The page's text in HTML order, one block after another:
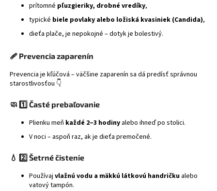
prítomné pľuzgieriky, drobné vredíky,
typické biele povlaky alebo ložiská kvasiniek (Candida),
dieťa plače, je nepokojné – dotyk je bolestivý.
🩹 Prevencia zaparenín
Prevencia je kľúčová – väčšine zaparenín sa dá predísť správnou
starostlivosťou 👇
🧼 1️⃣ Časté prebaľovanie
Plienku meň každé 2–3 hodiny alebo ihneď po stolici.
V noci – aspoň raz, ak je dieťa premočené.
💧 2️⃣ Šetrné čistenie
Používaj vlažnú vodu a mäkkú látkovú handričku alebo
vatový tampón.